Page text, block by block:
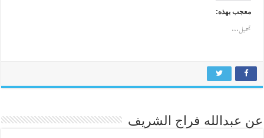
معجب بهذه:
تحميل...
عن عبدالله فراج الشريف